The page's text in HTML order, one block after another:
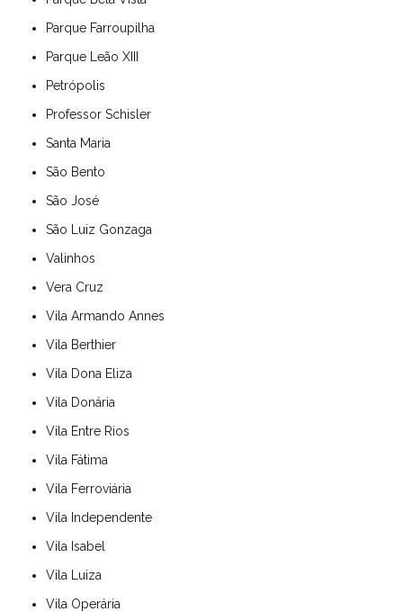
Parque Farroupilha
Parque Leão XIII
Petrópolis
Professor Schisler
Santa Maria
São Bento
São José
São Luiz Gonzaga
Valinhos
Vera Cruz
Vila Armando Annes
Vila Berthier
Vila Dona Eliza
Vila Donária
Vila Entre Rios
Vila Fátima
Vila Ferroviária
Vila Independente
Vila Isabel
Vila Luiza
Vila Operária